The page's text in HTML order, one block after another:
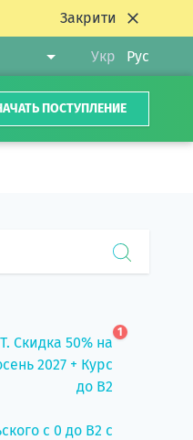
Закрити
Укр Рус
ПОСТУПЛЕНИЕ
Скидка 50% на
2027 + Курс
до B2
1
с 0 до B2 с